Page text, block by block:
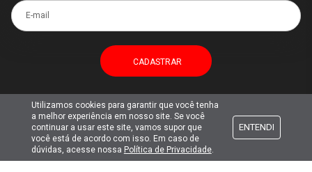
E-mail
Atendimento
Formas de pagamento
Utilizamos cookies para garantir que você tenha
a melhor experiência em nosso site. Se você
continuar a usar este site, vamos supor que
você está de acordo com isso. Em caso de
dúvidas, acesse nossa Política de Privacidade.
ENTENDI